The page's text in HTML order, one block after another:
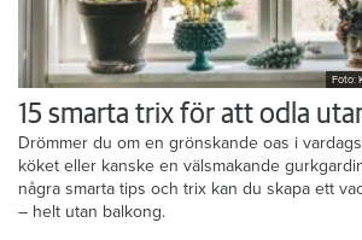
Foto:
15 smarta trix för att odla
Drömmer du om en grönskande oas i
köket eller kanske en välsmakande
några smarta tips och trix kan du skapa ett
– helt utan balkong.